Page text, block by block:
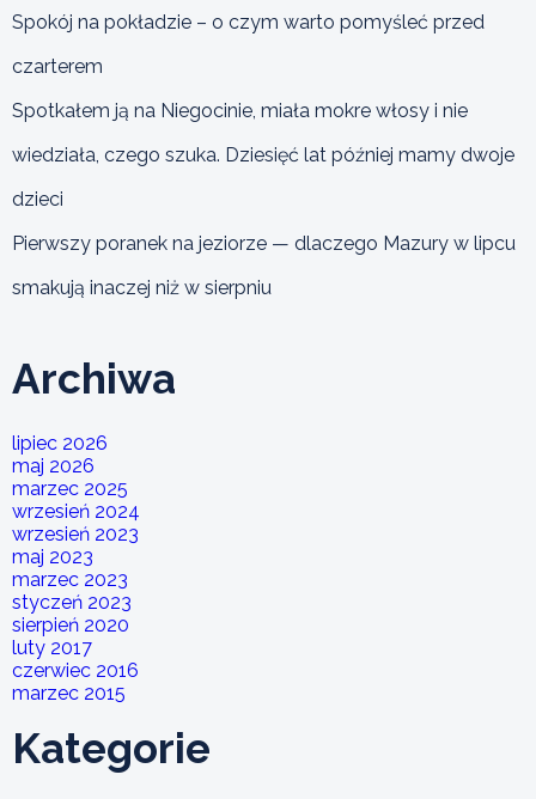
Spokój na pokładzie – o czym warto pomyśleć przed
czarterem
Spotkałem ją na Niegocinie, miała mokre włosy i nie
wiedziała, czego szuka. Dziesięć lat później mamy dwoje
dzieci
Pierwszy poranek na jeziorze — dlaczego Mazury w lipcu
smakują inaczej niż w sierpniu
Archiwa
lipiec 2026
maj 2026
marzec 2025
wrzesień 2024
wrzesień 2023
maj 2023
marzec 2023
styczeń 2023
sierpień 2020
luty 2017
czerwiec 2016
marzec 2015
Kategorie